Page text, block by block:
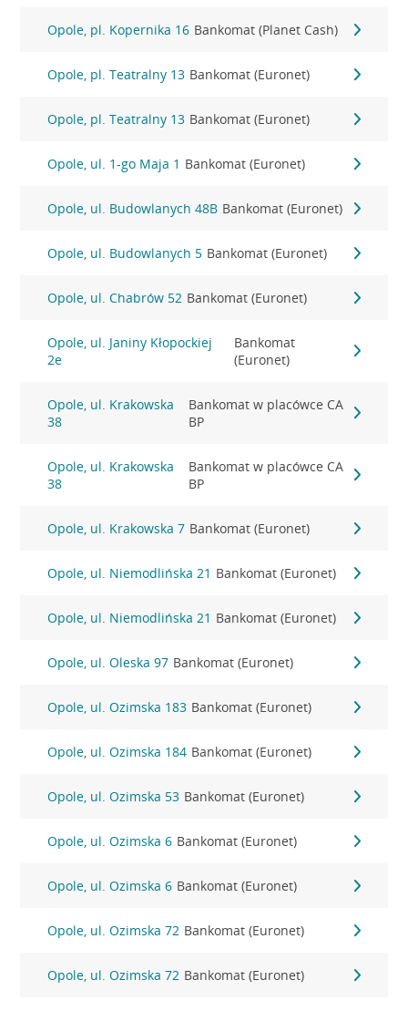
Opole, pl. Kopernika 16 Bankomat (Planet Cash)
Opole, pl. Teatralny 13 Bankomat (Euronet)
Opole, pl. Teatralny 13 Bankomat (Euronet)
Opole, ul. 1-go Maja 1 Bankomat (Euronet)
Opole, ul. Budowlanych 48B Bankomat (Euronet)
Opole, ul. Budowlanych 5 Bankomat (Euronet)
Opole, ul. Chabrów 52 Bankomat (Euronet)
Opole, ul. Janiny Kłopockiej
2e
Bankomat
(Euronet)
Opole, ul. Krakowska
38
Bankomat w placówce CA
BP
Opole, ul. Krakowska
38
Bankomat w placówce CA
BP
Opole, ul. Krakowska 7 Bankomat (Euronet)
Opole, ul. Niemodlińska 21 Bankomat (Euronet)
Opole, ul. Niemodlińska 21 Bankomat (Euronet)
Opole, ul. Oleska 97 Bankomat (Euronet)
Opole, ul. Ozimska 183 Bankomat (Euronet)
Opole, ul. Ozimska 184 Bankomat (Euronet)
Opole, ul. Ozimska 53 Bankomat (Euronet)
Opole, ul. Ozimska 6 Bankomat (Euronet)
Opole, ul. Ozimska 6 Bankomat (Euronet)
Opole, ul. Ozimska 72 Bankomat (Euronet)
Opole, ul. Ozimska 72 Bankomat (Euronet)